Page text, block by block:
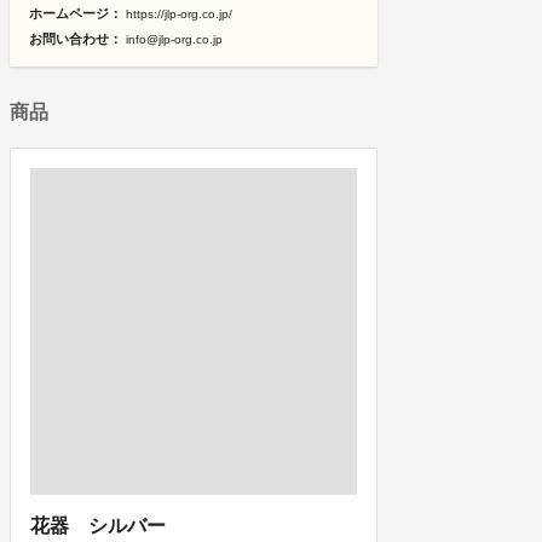
ホームページ： https://jlp-org.co.jp/
お問い合わせ： info@jlp-org.co.jp
商品
花器 シルバー